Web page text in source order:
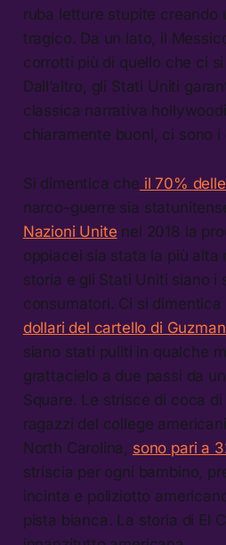
ruba letture stupite creando
tragico. Da un lato, il
corrotti più di quello che ci
Dall’altro, gli Stati Uniti
classica narrativa
chiaramente buoni, ci sono
Si dimentica che il 70%
narco-guerre sia
Nazioni Unite nel 2018 la
oppiacei sia stata la più alta
storia e gli Stati Uniti siano i
consumatori. Ci si dimentica
dollari del cartello di
siano stati puliti in qualche
grattacielo a due passi da
Square. Le strisce di coca di
ragazzi del college
North Carolina, sono pari a
striscia per ogni bambino,
incinta e poliziotto
pista bianca. La storia di El